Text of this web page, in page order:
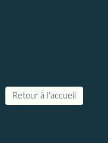
Retour à l'accueil